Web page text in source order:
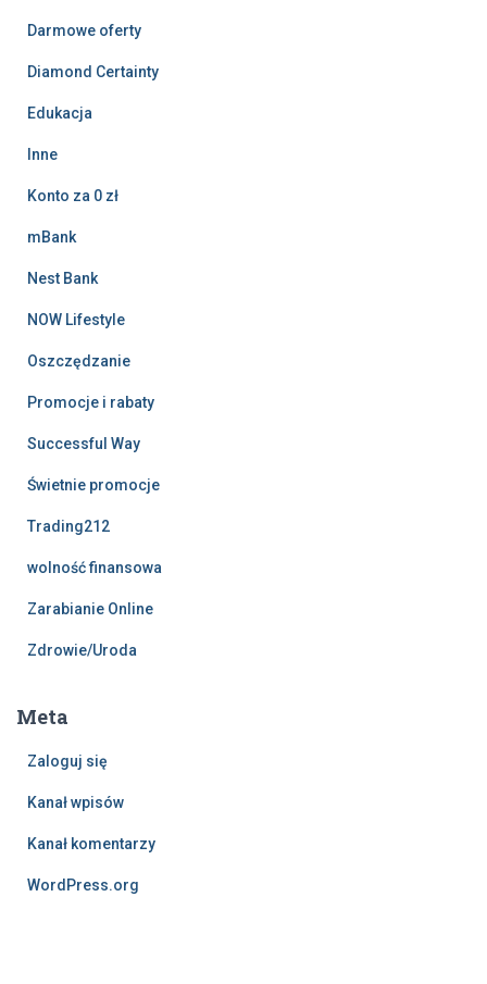
Darmowe oferty
Diamond Certainty
Edukacja
Inne
Konto za 0 zł
mBank
Nest Bank
NOW Lifestyle
Oszczędzanie
Promocje i rabaty
Successful Way
Świetnie promocje
Trading212
wolność finansowa
Zarabianie Online
Zdrowie/Uroda
Meta
Zaloguj się
Kanał wpisów
Kanał komentarzy
WordPress.org